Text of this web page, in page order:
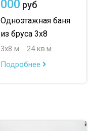
000 руб
Одноэтажная баня
из бруса 3х8
3х8 м
24 кв.м.
Подробнее